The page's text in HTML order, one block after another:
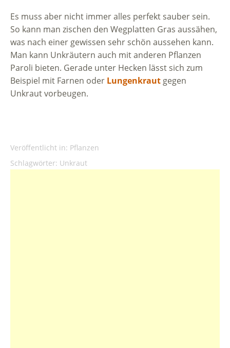
Es muss aber nicht immer alles perfekt sauber sein.
So kann man zischen den Wegplatten Gras aussähen,
was nach einer gewissen sehr schön aussehen kann.
Man kann Unkräutern auch mit anderen Pflanzen
Paroli bieten. Gerade unter Hecken lässt sich zum
Beispiel mit Farnen oder Lungenkraut gegen
Unkraut vorbeugen.
Veröffentlicht in: Pflanzen
Schlagwörter: Unkraut